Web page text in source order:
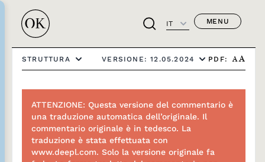
IT MENU
STRUTTURA VERSIONE: 12.05.2024 PDF: A A
ATTENZIONE: Questa versione del commentario è
una traduzione automatica dell’originale. Il
commentario originale è in tedesco. La
traduzione è stata effettuata con
www.deepl.com. Solo la versione originale fa